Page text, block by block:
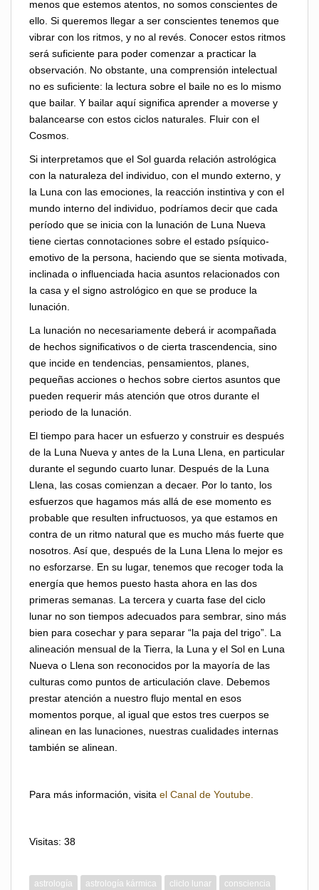
menos que estemos atentos, no somos conscientes de
ello. Si queremos llegar a ser conscientes tenemos que
vibrar con los ritmos, y no al revés. Conocer estos ritmos
será suficiente para poder comenzar a practicar la
observación. No obstante, una comprensión intelectual
no es suficiente: la lectura sobre el baile no es lo mismo
que bailar. Y bailar aquí significa aprender a moverse y
balancearse con estos ciclos naturales. Fluir con el
Cosmos.
Si interpretamos que el Sol guarda relación astrológica
con la naturaleza del individuo, con el mundo externo, y
la Luna con las emociones, la reacción instintiva y con el
mundo interno del individuo, podríamos decir que cada
período que se inicia con la lunación de Luna Nueva
tiene ciertas connotaciones sobre el estado psíquico-
emotivo de la persona, haciendo que se sienta motivada,
inclinada o influenciada hacia asuntos relacionados con
la casa y el signo astrológico en que se produce la
lunación.
La lunación no necesariamente deberá ir acompañada
de hechos significativos o de cierta trascendencia, sino
que incide en tendencias, pensamientos, planes,
pequeñas acciones o hechos sobre ciertos asuntos que
pueden requerir más atención que otros durante el
periodo de la lunación.
El tiempo para hacer un esfuerzo y construir es después
de la Luna Nueva y antes de la Luna Llena, en particular
durante el segundo cuarto lunar. Después de la Luna
Llena, las cosas comienzan a decaer. Por lo tanto, los
esfuerzos que hagamos más allá de ese momento es
probable que resulten infructuosos, ya que estamos en
contra de un ritmo natural que es mucho más fuerte que
nosotros. Así que, después de la Luna Llena lo mejor es
no esforzarse. En su lugar, tenemos que recoger toda la
energía que hemos puesto hasta ahora en las dos
primeras semanas. La tercera y cuarta fase del ciclo
lunar no son tiempos adecuados para sembrar, sino más
bien para cosechar y para separar “la paja del trigo”. La
alineación mensual de la Tierra, la Luna y el Sol en Luna
Nueva o Llena son reconocidos por la mayoría de las
culturas como puntos de articulación clave. Debemos
prestar atención a nuestro flujo mental en esos
momentos porque, al igual que estos tres cuerpos se
alinean en las lunaciones, nuestras cualidades internas
también se alinean.
Para más información, visita el Canal de Youtube.
Visitas: 38
astrología astrología kármica cliclo lunar
consciencia